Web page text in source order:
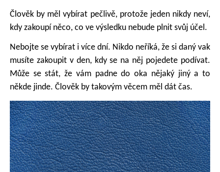
Člověk by měl vybírat pečlivě, protože jeden nikdy neví,
kdy zakoupí něco, co ve výsledku nebude plnit svůj účel.
Nebojte se vybírat i více dní. Nikdo neříká, že si daný vak
musíte zakoupit v den, kdy se na něj pojedete podívat.
Může se stát, že vám padne do oka nějaký jiný a to
někde jinde. Člověk by takovým věcem měl dát čas.